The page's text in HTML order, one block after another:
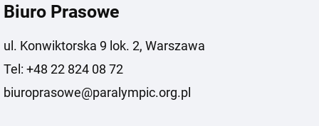
Biuro Prasowe
ul. Konwiktorska 9 lok. 2, Warszawa
Tel: +48 22 824 08 72
biuroprasowe@paralympic.org.pl